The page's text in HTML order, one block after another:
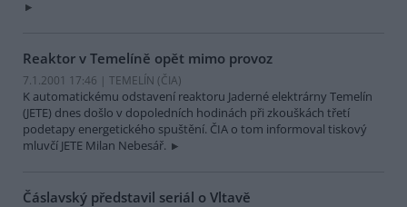
Reaktor v Temelíně opět mimo provoz
7.1.2001 17:46 | TEMELÍN (ČIA)
K automatickému odstavení reaktoru Jaderné elektrárny Temelín
(JETE) dnes došlo v dopoledních hodinách při zkouškách třetí
podetapy energetického spuštění. ČIA o tom informoval tiskový
mluvčí JETE Milan Nebesář.
Čáslavský představil seriál o Vltavě